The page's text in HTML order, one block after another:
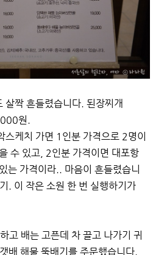
살짝 흔들렸습니다. 된장찌개
원.
스케치 가면 1인분 가격으로 2명이
수 있고, 2인분 가격이면 대포항
는 가격이라.. 마음이 흔들렸습니
. 이 작은 소원 한 번 실행하기가
고 배는 고픈데 차 끌고 나가기 귀
배 해물 뚝배기를 주문했습니다.